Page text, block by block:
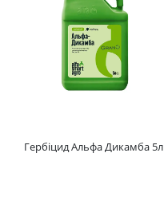
Гербіцид Альфа Дикамба 5л